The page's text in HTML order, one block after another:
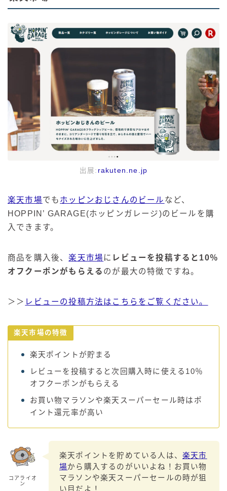
出展: rakuten.ne.jp
楽天市場でも ホッピンおじさんのビール など、
HOPPIN’ GARAGE(ホッピンガレージ)のビールを購
入できます。
商品を購入後、楽天市場 に レビューを投稿すると10％
オフクーポンがもらえる のが最大の特徴ですね。
＞＞ レビューの投稿方法はこちらをご覧ください。
楽天市場の特徴
楽天ポイントが貯まる
レビューを投稿すると次回購入時に使える10％
オフクーポンがもらえる
お買い物マラソンや楽天スーパーセール時はポ
イント還元率が高い
コアライオ
ン
楽天ポイントを貯めている人は、 楽天市
場から購入するのがいいよね！お買い物
マラソンや楽天スーパーセールの時が狙
い目だよ！